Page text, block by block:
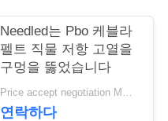
Needled는 Pbo 케블라
펠트 직물 저항 고열을
구멍을 뚫었습니다
Price accept negotiation MOQ:1m2
연락하다